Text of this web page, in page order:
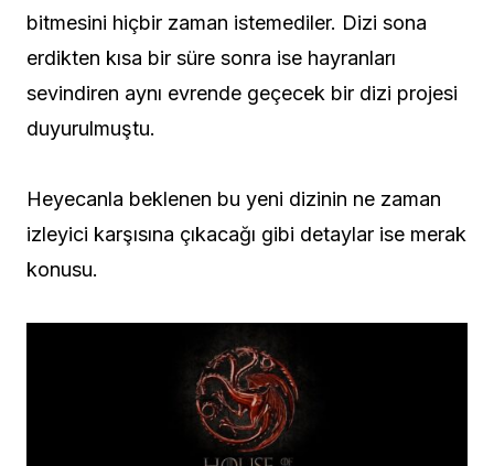
bitmesini hiçbir zaman istemediler. Dizi sona
erdikten kısa bir süre sonra ise hayranları
sevindiren aynı evrende geçecek bir dizi projesi
duyurulmuştu.
Heyecanla beklenen bu yeni dizinin ne zaman
izleyici karşısına çıkacağı gibi detaylar ise merak
konusu.